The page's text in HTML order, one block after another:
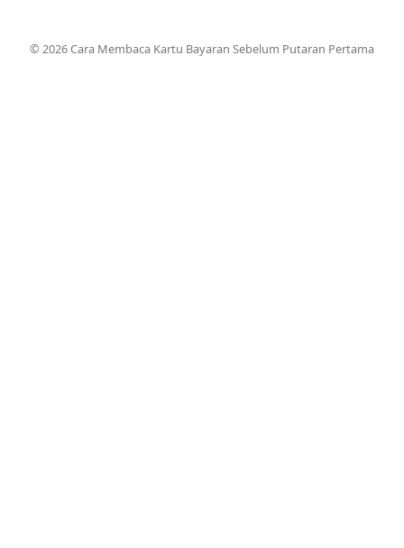
© 2026 Cara Membaca Kartu Bayaran Sebelum Putaran Pertama